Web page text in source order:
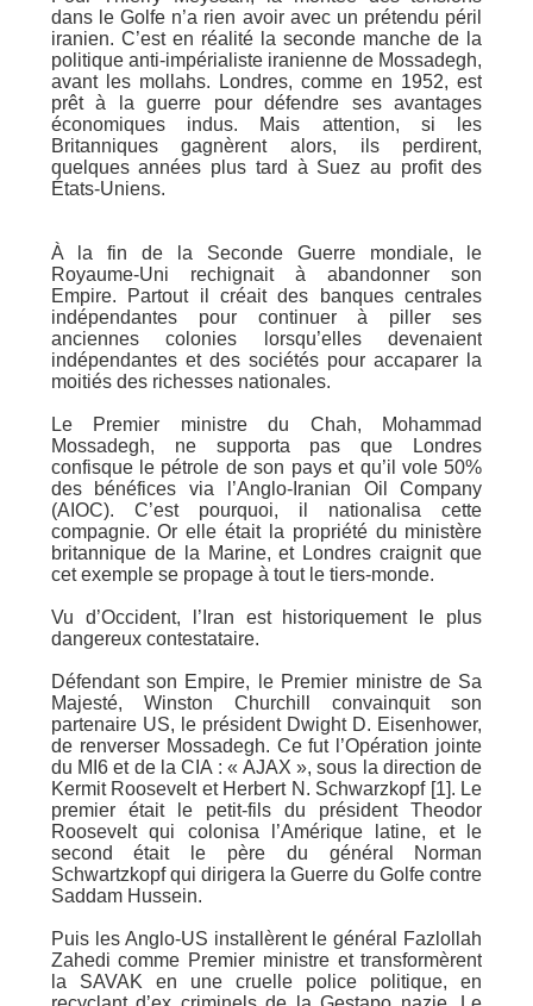
dans le Golfe n’a rien avoir avec un prétendu péril
iranien. C’est en réalité la seconde manche de la
politique anti-impérialiste iranienne de Mossadegh,
avant les mollahs. Londres, comme en 1952, est
prêt à la guerre pour défendre ses avantages
économiques indus. Mais attention, si les
Britanniques gagnèrent alors, ils perdirent,
quelques années plus tard à Suez au profit des
États-Uniens.
À la fin de la Seconde Guerre mondiale, le
Royaume-Uni rechignait à abandonner son
Empire. Partout il créait des banques centrales
indépendantes pour continuer à piller ses
anciennes colonies lorsqu’elles devenaient
indépendantes et des sociétés pour accaparer la
moitiés des richesses nationales.
Le Premier ministre du Chah, Mohammad
Mossadegh, ne supporta pas que Londres
confisque le pétrole de son pays et qu’il vole 50%
des bénéfices via l’Anglo-Iranian Oil Company
(AIOC). C’est pourquoi, il nationalisa cette
compagnie. Or elle était la propriété du ministère
britannique de la Marine, et Londres craignit que
cet exemple se propage à tout le tiers-monde.
Vu d’Occident, l’Iran est historiquement le plus
dangereux contestataire.
Défendant son Empire, le Premier ministre de Sa
Majesté, Winston Churchill convainquit son
partenaire US, le président Dwight D. Eisenhower,
de renverser Mossadegh. Ce fut l’Opération jointe
du MI6 et de la CIA : « AJAX », sous la direction de
Kermit Roosevelt et Herbert N. Schwarzkopf [1]. Le
premier était le petit-fils du président Theodor
Roosevelt qui colonisa l’Amérique latine, et le
second était le père du général Norman
Schwartzkopf qui dirigera la Guerre du Golfe contre
Saddam Hussein.
Puis les Anglo-US installèrent le général Fazlollah
Zahedi comme Premier ministre et transformèrent
la SAVAK en une cruelle police politique, en